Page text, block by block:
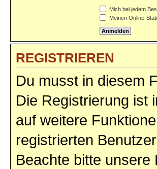
Mich bei jedem
Meinen Online-
REGISTRIEREN
Du musst in diesem
Die Registrierung ist
auf weitere
registrierten
Beachte bitte